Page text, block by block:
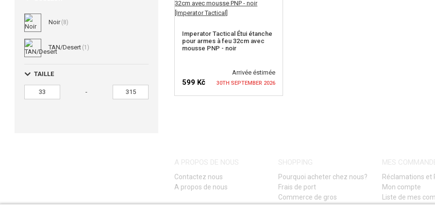
Noir (8)
TAN/Desert (1)
TAILLE
-
Imperator Tactical Étui étanche
pour armes à feu 32cm avec
mousse PNP - noir
Arrivée éstimée
599 Kč 30TH SEPTEMBER 2026
A PROPOS DE NOUS
Contactez nous
A propos de nous
SHOPPING
Pourquoi acheter chez nous?
Frais de port
Commerce de gros
MES
Réclamations et
Mon compte
Liste de mes